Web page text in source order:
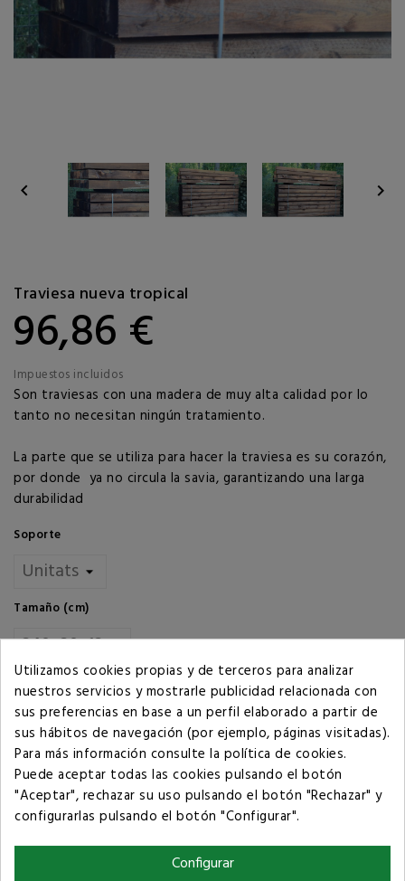
 
Traviesa nueva tropical
96,86 €
Impuestos incluidos
Son traviesas con una madera de muy alta calidad por lo
tanto no necesitan ningún tratamiento.
La parte que se utiliza para hacer la traviesa es su corazón,
por donde ya no circula la savia, garantizando una larga
durabilidad
Soporte
Tamaño (cm)
AÑADIR AL CARRITO
La cantidad mínima en el pedido de compra para el
producto es 5.
Utilizamos cookies propias y de terceros para analizar
nuestros servicios y mostrarle publicidad relacionada con
sus preferencias en base a un perfil elaborado a partir de
sus hábitos de navegación (por ejemplo, páginas visitadas).
Para más información consulte la política de cookies.
Puede aceptar todas las cookies pulsando el botón
"Aceptar", rechazar su uso pulsando el botón "Rechazar" y
configurarlas pulsando el botón "Configurar".
Configurar